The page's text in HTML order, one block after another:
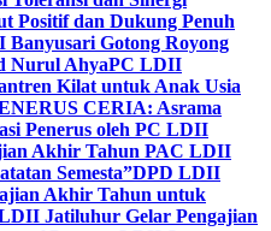
Positif dan Dukung Penuh
Gotong Royong
Nurul AhyaPC LDII
Kilat untuk Anak Usia
CERIA: Asrama
Penerus oleh PC LDII
Akhir Tahun PAC LDII
Semesta”DPD LDII
Akhir Tahun untuk
Jatiluhur Gelar Pengajian